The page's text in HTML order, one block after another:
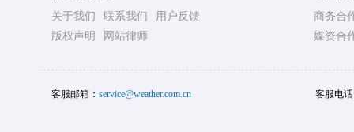
关于我们 联系我们
用户反馈
版权声明
网站律师
商务合
媒资合
客服邮箱： service@weather.com.cn 客服电